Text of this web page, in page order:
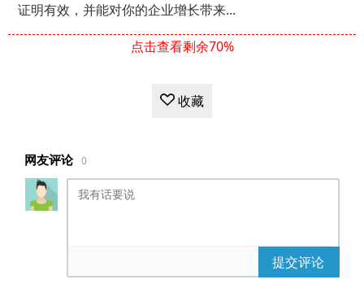
证明有效，并能对你的企业增长带来...
点击查看剩余70%
收藏
网友评论 0
提交评论